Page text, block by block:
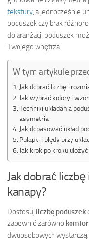
tekstury , a jednocześnie
poduszek czy brak
do aranżacji poduszek
Twojego wnętrza.
W tym artykule
Jak dobrać liczbę i
Jak wybrać kolory i
Techniki układania
asymetria
Jak dopasować układ
Pułapki i błędy przy
Jak krok po kroku
Jak dobrać
kanapy?
Dostosuj liczbę poduszek
zapewnić zarówno
dwuosobowych wystarczą